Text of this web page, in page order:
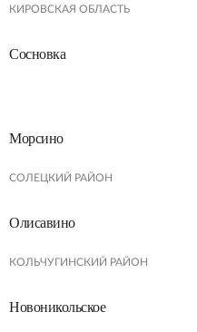
КИРОВСКАЯ ОБЛАСТЬ
Сосновка
Морсино
СОЛЕЦКИЙ РАЙОН
Олисавино
КОЛЬЧУГИНСКИЙ РАЙОН
Новоникольское